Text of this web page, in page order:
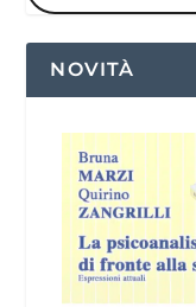
NOVITÀ